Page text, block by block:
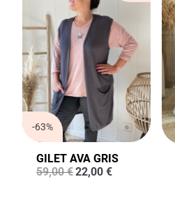
-63%
GILET AVA GRIS
59,00€Le
22,00 €Le